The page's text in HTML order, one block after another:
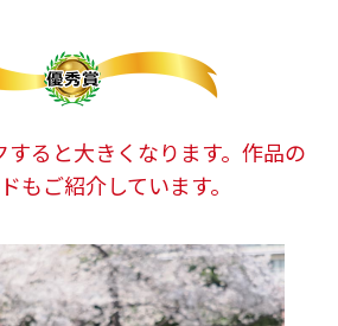
ると大きくなります。作品の
もご紹介しています。